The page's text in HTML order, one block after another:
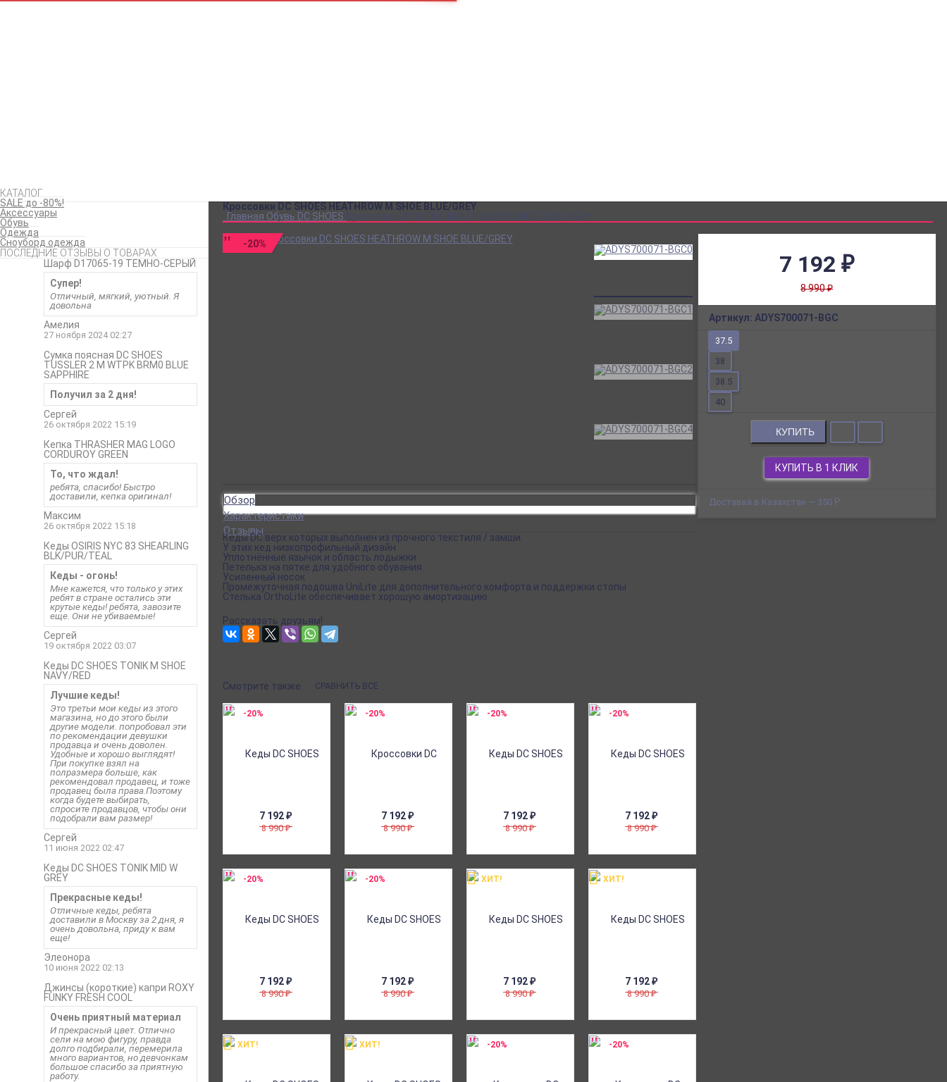
КАТАЛОГ
SALE до -80%!
Аксессуары
Обувь
Одежда
Сноуборд одежда
ПОСЛЕДНИЕ ОТЗЫВЫ О ТОВАРАХ
Шарф D17065-19 ТЕМНО-СЕРЫЙ
Супер!
Отличный, мягкий, уютный. Я
довольна
Амелия
27 ноября 2024 02:27
Сумка поясная DC SHOES
TUSSLER 2 M WTPK BRM0 BLUE
SAPPHIRE
Получил за 2 дня!
Сергей
26 октября 2022 15:19
Кепка THRASHER MAG LOGO
CORDUROY GREEN
То, что ждал!
ребята, спасибо! Быстро
доставили, кепка оригинал!
Максим
26 октября 2022 15:18
Кеды OSIRIS NYC 83 SHEARLING
BLK/PUR/TEAL
Кеды - огонь!
Мне кажется, что только у этих
ребят в стране остались эти
крутые кеды! ребята, завозите
еще. Они не убиваемые!
Сергей
19 октября 2022 03:07
Кеды DC SHOES TONIK M SHOE
NAVY/RED
Лучшие кеды!
Это третьи мои кеды из этого
магазина, но до этого были
другие модели. попробовал эти
по рекомендации девушки
продавца и очень доволен.
Удобные и хорошо выглядят!
При покупке взял на
полразмера больше, как
рекомендовал продавец, и тоже
продавец была права.Поэтому
когда будете выбирать,
спросите продавцов, чтобы они
подобрали вам размер!
Сергей
11 июня 2022 02:47
Кеды DC SHOES TONIK MID W
GREY
Прекрасные кеды!
Отличные кеды, ребята
доставили в Москву за 2 дня, я
очень довольна, приду к вам
еще!
Элеонора
10 июня 2022 02:13
Джинсы (короткие) капри ROXY
FUNKY FRESH COOL
Очень приятный материал
И прекрасный цвет. Отлично
сели на мою фигуру, правда
долго подбирали, перемерила
много вариантов, но девчонкам
большое спасибо за приятную
работу.
Кроссовки DC SHOES HEATHROW M SHOE BLUE/GREY
Главная Обувь DC SHOES Кроссовки DC SHOES HEATHROW M SHOE BLUE/GREY
-20%
7 192 ₽
8 990₽
Артикул: ADYS700071-BGC
37.5
38
38.5
40
КУПИТЬ
КУПИТЬ В 1 КЛИК
Доставка в Казахстан — 350 Р
Обзор
Характеристики
Отзывы
Кеды DC верх которых выполнен из прочного текстиля / замши.
У этих кед низкопрофильный дизайн
Уплотнённые язычок и область лодыжки
Петелька на пятке для удобного обувания
Усиленный носок
Промежуточная подошва UniLite для дополнительного комфорта и поддержки стопы
Стелька OrthoLite обеспечивает хорошую амортизацию
Рассказать друзьям!
Смотрите также СРАВНИТЬ ВСЕ
7 192₽
8 990₽
-20%
7 192₽
8 990₽
-20%
7 192₽
8 990₽
-20%
7 192₽
8 990₽
-20%
7 192₽
8 990₽
-20%
7 192₽
8 990₽
-20%
7 192₽
8 990₽
ХИТ!
7 192₽
8 990₽
ХИТ!
ХИТ! ХИТ! -20% -20%